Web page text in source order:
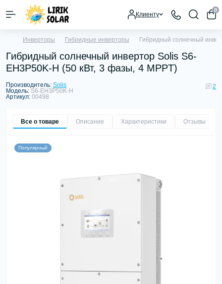
Клиенту
0
Инверторы Гибридные инверторы Гибридный солнечный
Гибридный солнечный инвертор Solis S6-
EH3P50K-H (50 кВт, 3 фазы, 4 MPPT)
Производитель: Solis
Модель: S6-EH3P50K-H
Артикул: 00498
2
Все о товаре Описание Характеристики Отзывы
Популярный